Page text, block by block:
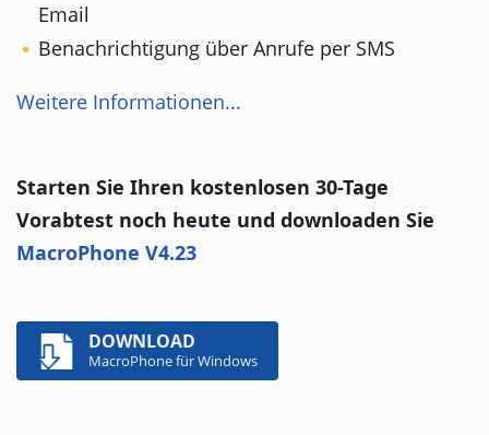
Email
Benachrichtigung über Anrufe per SMS
Weitere Informationen...
Starten Sie Ihren kostenlosen 30-Tage
Vorabtest noch heute und downloaden Sie
MacroPhone V4.23
DOWNLOAD
MacroPhone für Windows